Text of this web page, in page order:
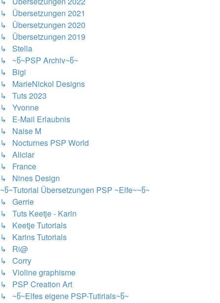
↳ Übersetzungen 2021
↳ Übersetzungen 2020
↳ Übersetzungen 2019
↳ Stella
↳ ~წ~PSP Archiv~წ~
↳ Bigi
↳ MarieNickol Designs
↳ Tuts 2023
↳ Yvonne
↳ E-Mail Erlaubnis
↳ Naise M
↳ Nocturnes PSP World
↳ Aliciar
↳ France
↳ Nines Design
~წ~Tutorial Übersetzungen PSP ~Elfe~~წ~
↳ Gerrie
↳ Tuts Keetje - Karin
↳ Keetje Tutorials
↳ Karins Tutorials
↳ Ri@
↳ Corry
↳ Violine graphisme
↳ PSP Creation Art
↳ ~წ~Elfes eigene PSP-Tutirials~წ~